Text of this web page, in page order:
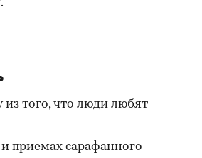
из того, что люди любят
и приемах сарафанного